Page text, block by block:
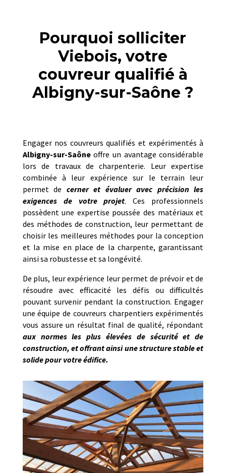
Pourquoi solliciter
Viebois, votre
couvreur qualifié à
Albigny-sur-Saône ?
Engager nos couvreurs qualifiés et expérimentés à
Albigny-sur-Saôneoffre un avantage considérable
lors de travaux de charpenterie. Leur expertise
combinée à leur expérience sur le terrain leur
permet de cerner et évaluer avec précision les
exigences de votre projet. Ces professionnels
possèdent une expertise poussée des matériaux et
des méthodes de construction, leur permettant de
choisir les meilleures méthodes pour la conception
et la mise en place de la charpente, garantissant
ainsi sa robustesse et sa longévité.
De plus, leur expérience leur permet de prévoir et de
résoudre avec efficacité les défis ou difficultés
pouvant survenir pendant la construction. Engager
une équipe de couvreurs charpentiers expérimentés
vous assure un résultat final de qualité, répondant
aux normes les plus élevées de sécurité et de
construction, et offrant ainsi une structure stable et
solide pour votre édifice.